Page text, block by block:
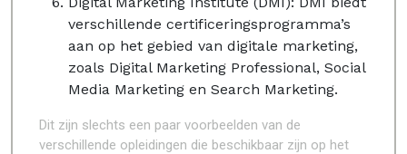
verschillende certificeringsprogramma’s
aan op het gebied van digitale marketing,
zoals Digital Marketing Professional, Social
Media Marketing en Search Marketing.
Dit zijn slechts een paar voorbeelden van de
verschillende opleidingen die beschikbaar zijn op het